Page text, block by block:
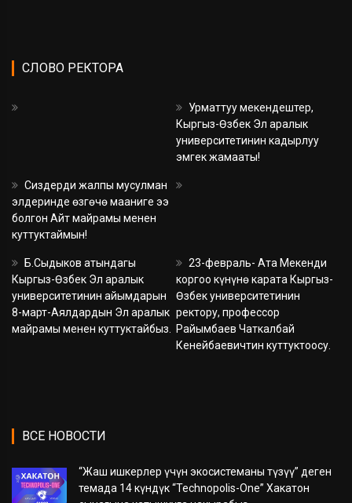
СЛОВО РЕКТОРА
Урматтуу мекендештер,
Кыргыз-Өзбек Эл аралык
университетинин кадырлуу
эмгек жамааты!
Сиздерди жалпы мусулман
элдеринде өзгөчө мааниге ээ
болгон Айт майрамы менен
куттуктаймын!
Б.Сыдыков атындагы
Кыргыз-Өзбек Эл аралык
университетинин айымдарын
8-март-Аялдардын Эл аралык
майрамы менен куттуктайбыз.
23-февраль- Ата Мекенди
коргоо күнүнө карата Кыргыз-
Өзбек университетинин
ректору, профессор
Райымбаев Чаткалбай
Кенейбаевичтин куттуктоосу.
ВСЕ НОВОСТИ
“Жаш ишкерлер үчүн экосистеманы түзүү” деген
темада 14 күндүк “Technopolis-One” Хакатон